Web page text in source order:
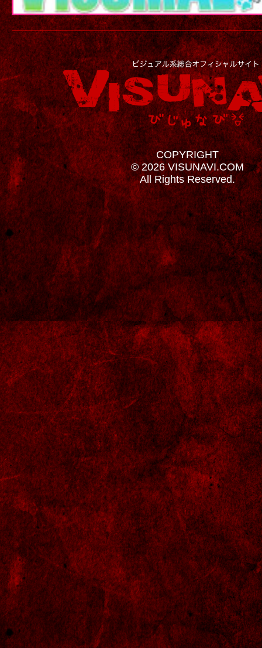
COPYRIGHT
© 2026 VISUNAVI.COM
All Rights Reserved.